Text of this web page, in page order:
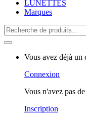
LUNETTES
Marques
Search
for:
Vous avez déjà un
Connexion
Vous n'avez pas
Inscription